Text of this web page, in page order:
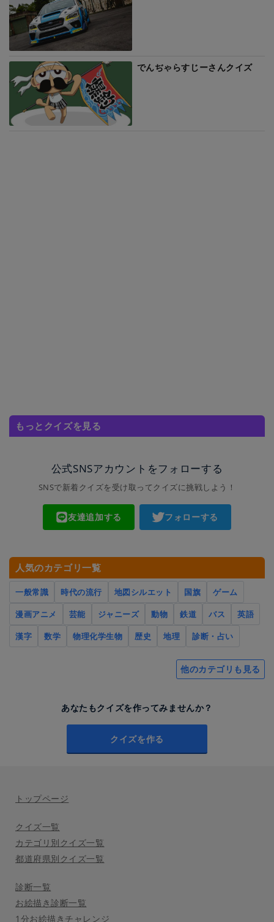
でんぢゃらすじーさんクイズ
もっとクイズを見る
公式SNSアカウントをフォローする
SNSで新着クイズを受け取ってクイズに挑戦しよう！
友達追加する フォローする
人気のカテゴリ一覧
一般常識 時代の流行 地図シルエット 国旗
ゲーム
漫画アニメ
芸能 ジャニーズ 動物 鉄道 バス
英語
漢字
数学 物理化学生物 歴史 地理 診断・占い
他のカテゴリも見る
あなたもクイズを作ってみませんか？
クイズを作る
トップページ
クイズ一覧
カテゴリ別クイズ一覧
都道府県別クイズ一覧
診断一覧
お絵描き診断一覧
1分お絵描きチャレンジ